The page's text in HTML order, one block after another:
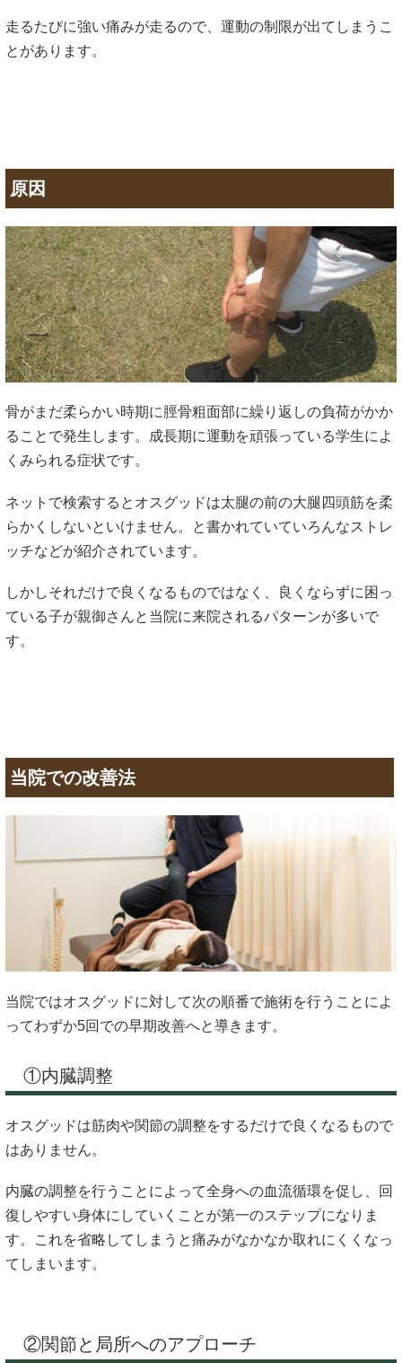
走るたびに強い痛みが走るので、運動の制限が出てしまうこ
とがあります。
原因
骨がまだ柔らかい時期に脛骨粗面部に繰り返しの負荷がかか
ることで発生します。成長期に運動を頑張っている学生によ
くみられる症状です。
ネットで検索するとオスグッドは太腿の前の大腿四頭筋を柔
らかくしないといけません。と書かれていていろんなストレ
ッチなどが紹介されています。
しかしそれだけで良くなるものではなく、良くならずに困っ
ている子が親御さんと当院に来院されるパターンが多いで
す。
当院での改善法
当院ではオスグッドに対して次の順番で施術を行うことによ
ってわずか5回での早期改善へと導きます。
①内臓調整
オスグッドは筋肉や関節の調整をするだけで良くなるもので
はありません。
内臓の調整を行うことによって全身への血流循環を促し、回
復しやすい身体にしていくことが第一のステップになりま
す。これを省略してしまうと痛みがなかなか取れにくくなっ
てしまいます。
②関節と局所へのアプローチ